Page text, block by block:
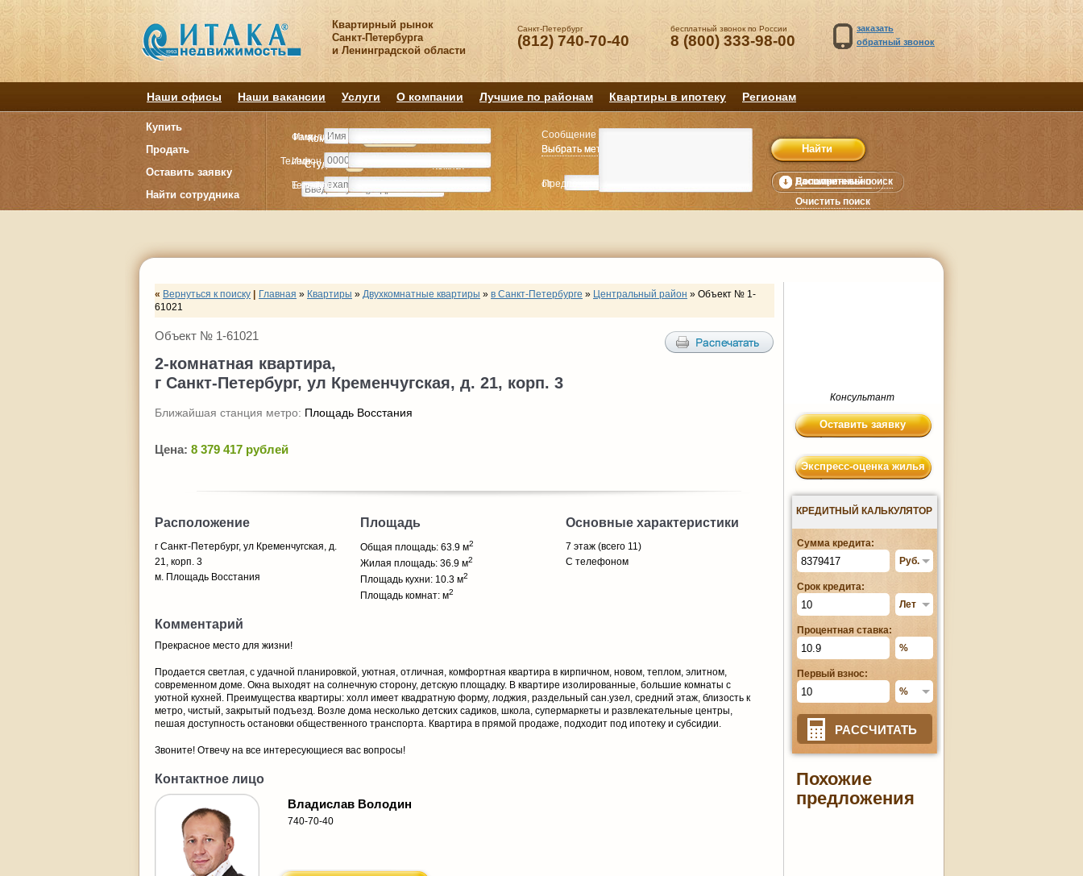
Квартирный рынок
Санкт-Петербурга
и Ленинградской области
Санкт-Петербург
(812) 740-70-40
бесплатный звонок по России
8 (800) 333-98-00
заказать
обратный звонок
Наши офисы Наши вакансии Услуги О компании Лучшие по районам Квартиры в ипотеку Регионам
Купить
Продать
Оставить заявку
Найти сотрудника
Комнату
Студия Комнат
Выбрать метро
от
Расширенный поиск
Очистить поиск
Комнату
Студия Комнат
Выбрать метро
Предпочитаемая цена Дополнительно
Имя
Телефон
E-mail
Сообщение
Фамилия
Имя
Телефон
« Вернуться к поиску Главная » Квартиры » Двухкомнатные квартиры » в Санкт-Петербурге » Центральный район » Объект № 1-
61021
Объект № 1-61021
2-комнатная квартира,
г Санкт-Петербург, ул Кременчугская, д. 21, корп. 3
Ближайшая станция метро: Площадь Восстания
Цена: 8 379 417 рублей
Расположение
г Санкт-Петербург, ул Кременчугская, д.
21, корп. 3
м. Площадь Восстания
Площадь
Общая площадь: 63.9 м2
Жилая площадь: 36.9 м2
Площадь кухни: 10.3 м2
Площадь комнат: м2
Основные характеристики
7 этаж (всего 11)
С телефоном
Комментарий
Прекрасное место для жизни!
Продается светлая, с удачной планировкой, уютная, отличная, комфортная квартира в кирпичном, новом, теплом, элитном,
современном доме. Окна выходят на солнечную сторону, детскую площадку. В квартире изолированные, большие комнаты с
уютной кухней. Преимущества квартиры: холл имеет квадратную форму, лоджия, раздельный сан.узел, средний этаж, близость к
метро, чистый, закрытый подъезд. Возле дома несколько детских садиков, школа, супермаркеты и развлекательные центры,
пешая доступность остановки общественного транспорта. Квартира в прямой продаже, подходит под ипотеку и субсидии.
Звоните! Отвечу на все интересующиеся вас вопросы!
Контактное лицо
Владислав Володин
740-70-40
Консультант
Оставить заявку
Экспресс-оценка жилья
КРЕДИТНЫЙ КАЛЬКУЛЯТОР
Сумма кредита:
Срок кредита:
Процентная ставка:
Первый взнос:
РАССЧИТАТЬ
Похожие
предложения